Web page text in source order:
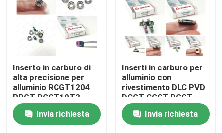
Chi siamo
Fatory Tour
Inserto in carburo di
alta precisione per
alluminio RCGT1204
RPGT RCGT10T3
RCGT1003
Rivestimento DLC PVD
e alta resistenza
Invia richiesta
Inserti in carburo per
alluminio con
rivestimento DLC PVD
DCGT CCGT RCGT
APKT TNMG
Invia richiesta